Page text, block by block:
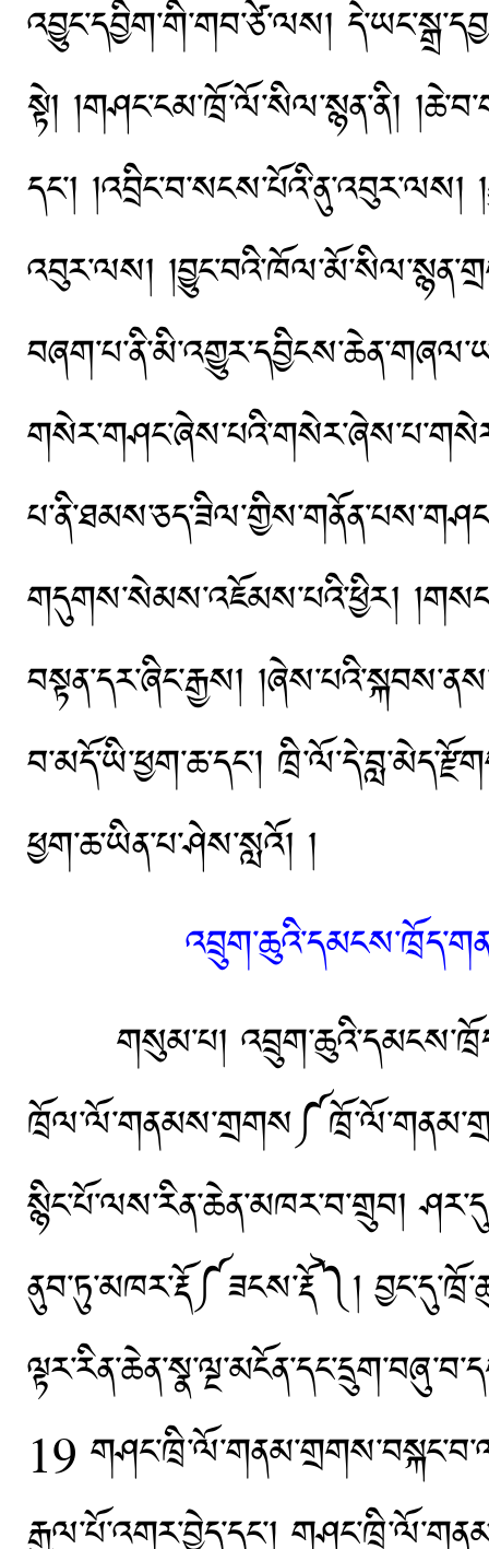
འབྱུང་དབྱིག་གི་གབ་ཙེ་ལས།
སྟེ། །གཤང་ངམ་ཁྲོ་ལོ་སིལ་སྙན་ནི།
དང༌།
འབུར་ལས།
གདུགས་སེམས་འཇོམས་པའི་ཕྱིར།
བསྟན་དར་ཞིང་རྒྱས།
བ་མདོ་ཡི་ཕྱག་ཆ་དང་།
ཕྱག་ཆ་ཡིན་པ་ཤེས་སླའོ། །
གསུམ་པ།
སྙིང་པོ་ལས་རིན་ཆེན་མཁར་བ་གྲུབ།
ནུབ་ཏུ་མཁར་རྡོ༼ཟངས་རྡོ༽།
19